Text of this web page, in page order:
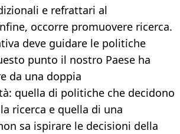
e refrattari al
occorre promuovere ricerca.
deve guidare le politiche
punto il nostro Paese ha
da una doppia
quella di politiche che decidono
ricerca e quella di una
sa ispirare le decisioni della